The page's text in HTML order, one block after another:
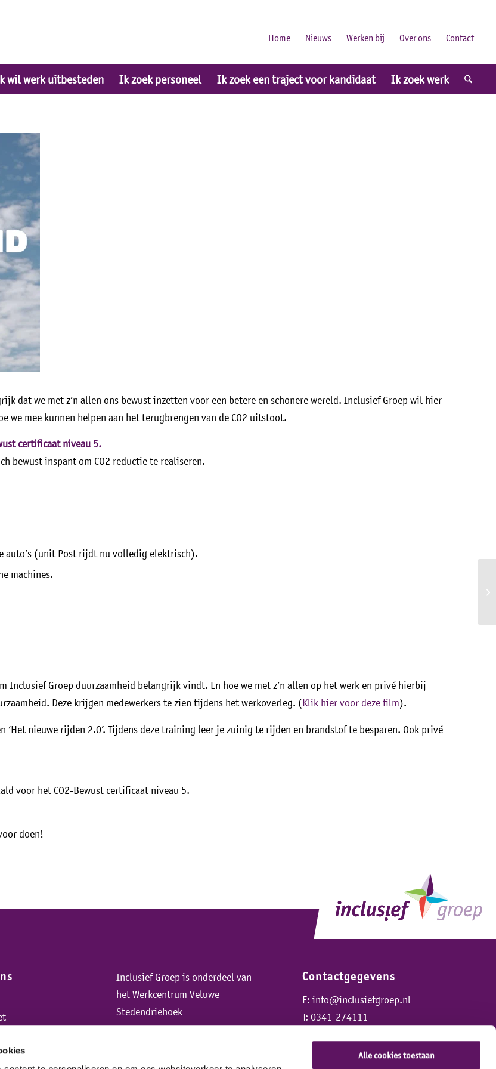
Alle cookies toestaan
Home Nieuws Werken bij Over ons Contact
wil werk uitbesteden Ik zoek personeel Ik zoek een traject voor kandidaat Ik zoek werk
dat we met z’n allen ons bewust inzetten voor een betere en schonere wereld. Inclusief Groep wil hier
we mee kunnen helpen aan het terugbrengen van de CO2 uitstoot.
certificaat niveau 5.
bewust inspant om CO2 reductie te realiseren.
auto’s (unit Post rijdt nu volledig elektrisch).
machines.
Inclusief Groep duurzaamheid belangrijk vindt. En hoe we met z’n allen op het werk en privé hierbij
Deze krijgen medewerkers te zien tijdens het werkoverleg. (Klik hier voor deze film).
nieuwe rijden 2.0’. Tijdens deze training leer je zuinig te rijden en brandstof te besparen. Ook privé
voor het CO2-Bewust certificaat niveau 5.
doen!
Inclusief Groep is onderdeel van
het Werkcentrum Veluwe
Stedendriehoek
Contactgegevens
E:info@inclusiefgroep.nl
T:0341-274111